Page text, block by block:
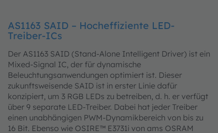
AS1163 SAID – Hocheffiziente LED-
Treiber-ICs
Der AS1163 SAID (Stand-Alone Intelligent Driver) ist ein
Mixed-Signal IC, der für dynamische
Beleuchtungsanwendungen optimiert ist. Dieser
zukunftsweisende SAID ist in erster Linie dafür
konzipiert, um 3 RGB LEDs zu betreiben, d. h. er verfügt
über 9 separate LED-Treiber. Dabei hat jeder Treiber
einen unabhängigen PWM-Dynamikbereich von bis zu
16 Bit. Ebenso wie OSIRE™ E3731i von ams OSRAM